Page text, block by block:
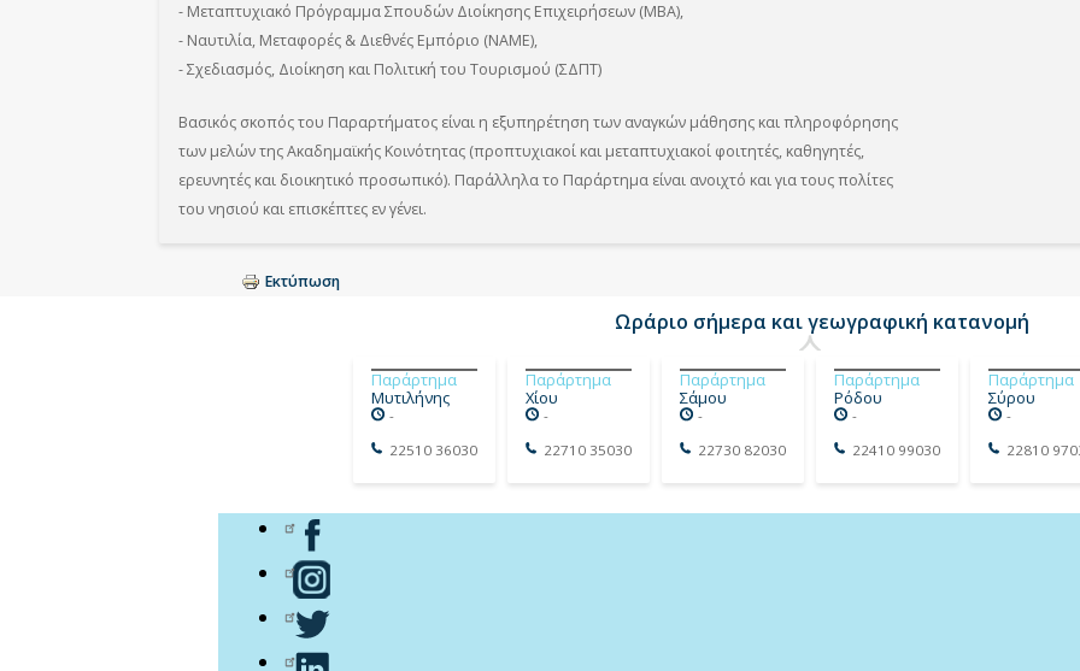
- Μεταπτυχιακό Πρόγραμμα Σπουδών Διοίκησης Επιχειρήσεων (ΜΒΑ),
- Ναυτιλία, Μεταφορές & Διεθνές Εμπόριο (ΝΑΜΕ),
- Σχεδιασμός, Διοίκηση και Πολιτική του Τουρισμού (ΣΔΠΤ)
Βασικός σκοπός του Παραρτήματος είναι η εξυπηρέτηση των αναγκών μάθησης και πληροφόρησης
των μελών της Ακαδημαϊκής Κοινότητας (προπτυχιακοί και μεταπτυχιακοί φοιτητές, καθηγητές,
ερευνητές και διοικητικό προσωπικό). Παράλληλα το Παράρτημα είναι ανοιχτό και για τους πολίτες
του νησιού και επισκέπτες εν γένει.
Εκτύπωση
Ωράριο σήμερα και γεωγραφική κατανομή
Παράρτημα
Μυτιλήνης
-
22510 36030
Παράρτημα
Χίου
-
22710 35030
Παράρτημα
Σάμου
-
22730 82030
Παράρτημα
Ρόδου
-
22410 99030
Παράρτημα
Σύρου
-
22810